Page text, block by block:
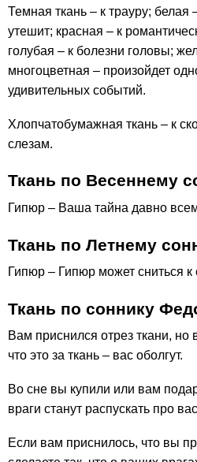
Темная ткань – к трауру; белая
утешит; красная – к
голубая – к болезни головы;
многоцветная – произойдет
удивительных событий.
Хлопчатобумажная ткань – к
слезам.
Ткань по Весеннему
Гипюр – Ваша тайна давно
Ткань по Летнему
Гипюр – Гипюр может сниться к
Ткань по соннику
Вам приснился отрез ткани, но
что это за ткань – вас оболгут.
Во сне вы купили или вам
враги станут распускать про
Если вам приснилось, что вы